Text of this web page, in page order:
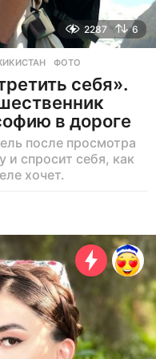
2287 6
,ФОТО
себя».
в дороге
после просмотра
и спросит себя, как
хочет.